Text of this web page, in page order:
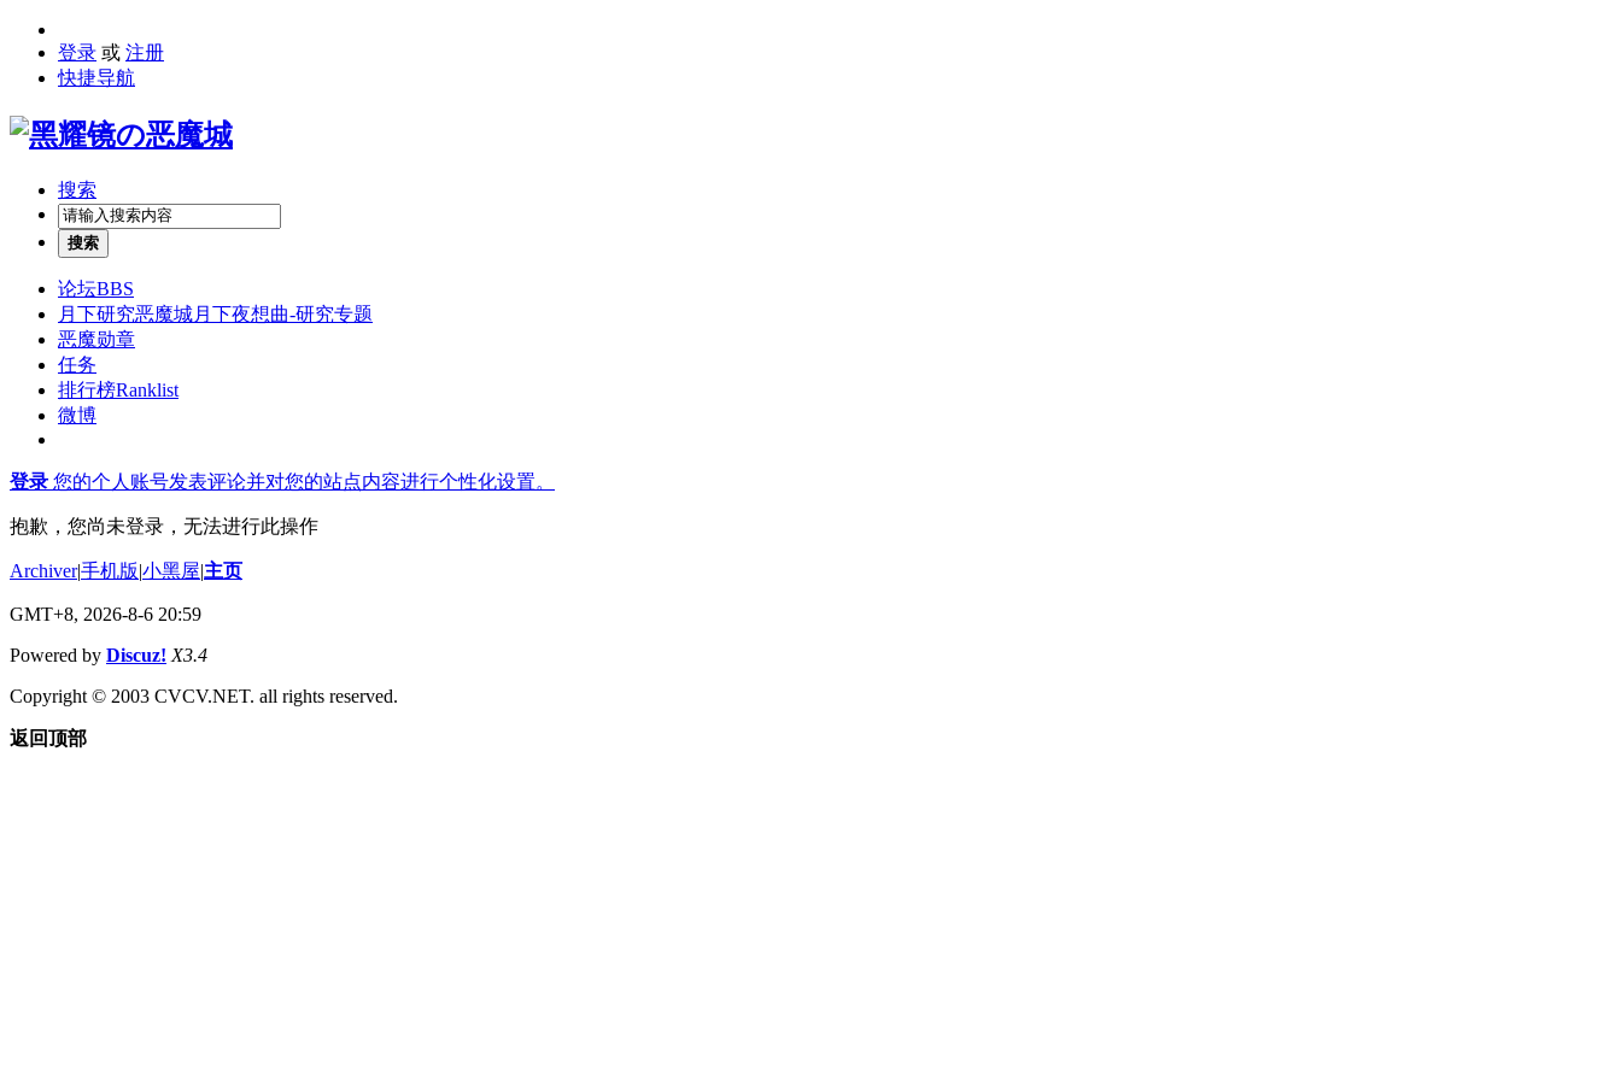
登录 或 注册
快捷导航
搜索
搜索
论坛BBS
月下研究恶魔城月下夜想曲-研究专题
恶魔勋章
任务
排行榜Ranklist
微博
登录 您的个人账号发表评论并对您的站点内容进行个性化设置。
抱歉，您尚未登录，无法进行此操作
Archiver|手机版|小黑屋|主页
GMT+8, 2026-8-6 20:59
Powered by Discuz! X3.4
Copyright © 2003 CVCV.NET. all rights reserved.
返回顶部